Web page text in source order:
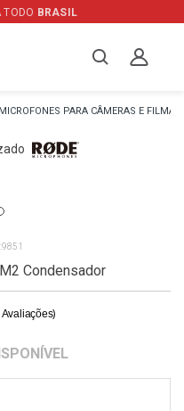
E PREÇO ESPECIAL
MICROFONES PARA CÂMERAS E
9851
Condensador
Avaliações)